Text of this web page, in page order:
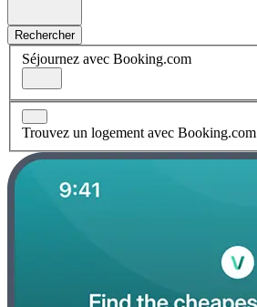
Rechercher
Séjournez avec Booking.com
Trouvez un logement avec Booking.com